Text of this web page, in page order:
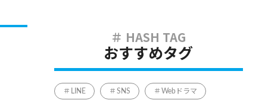
おすすめタグ
LINE SNS Webドラマ